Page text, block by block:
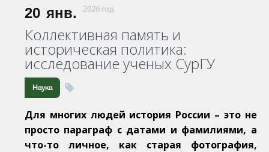
20 янв. 2026 год
Коллективная память и
историческая политика:
исследование ученых СурГУ
Наука
Для многих людей история России – это не
просто параграф с датами и фамилиями, а
что-то личное, как старая фотография,